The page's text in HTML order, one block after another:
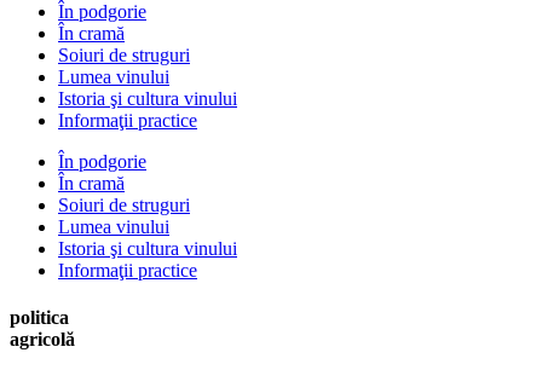
În podgorie
În cramă
Soiuri de struguri
Lumea vinului
Istoria şi cultura vinului
Informaţii practice
În podgorie
În cramă
Soiuri de struguri
Lumea vinului
Istoria şi cultura vinului
Informaţii practice
politica
agricolă